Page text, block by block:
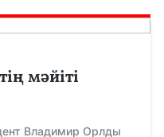
мәйіті
Владимир Орлды